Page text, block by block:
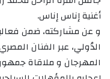
أغنية إناس إناس.
و عن مشاركته، ضمن
الدُولي، عبر الفنان
المهرجان و ملاقاة